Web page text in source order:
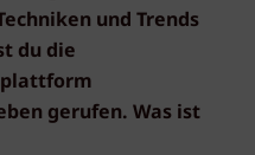
und Trends
du die
gerufen. Was ist